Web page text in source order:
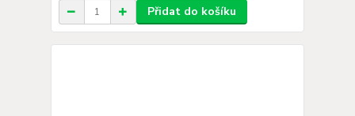
Přidat do košíku